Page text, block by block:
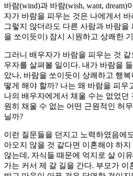
바람(wind)과 바람(wish, want, dream)
자가 바람을 피우는 것은 나에게서
그렇지 않더라도 다른 사람과 바람을
을 쏘이듯이) 잠시 시원하고 상쾌한
그러니 배우자가 바람을 피우는 것
우자를 살펴볼 일이다. 내가 바람을
았나, 바람을 쏘이듯이 상쾌하고 행
떻게 해야 할까? 나는 왜 바람을 피우
나의 배우자에게서 채울 수는 없었던
원히 채울 수 없는 어떤 근원적인 허
닐까?
이런 질문들을 던지고 노력하였음에
아오지 않을 것 같다면 이혼해야 하지
않는데, 자식들 때문에 억지로 살 이
가는 커서 제 갈 길을 간다. 부모가 이